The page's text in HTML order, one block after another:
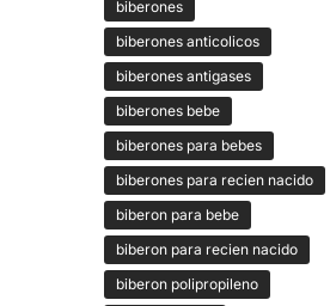
biberones
biberones anticolicos
biberones antigases
biberones bebe
biberones para bebes
biberones para recien nacido
biberon para bebe
biberon para recien nacido
biberon polipropileno